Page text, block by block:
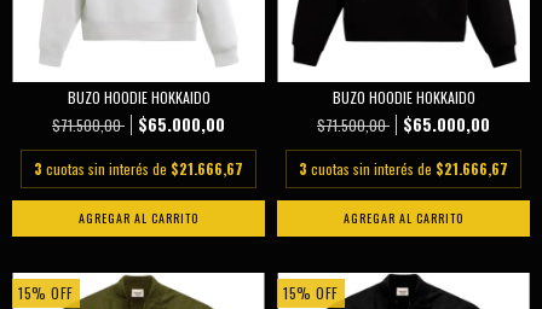
BUZO HOODIE HOKKAIDO
$71.500,00
$65.000,00
3 cuotas sin interés de $21.666,67
AGREGAR AL CARRITO
BUZO HOODIE HOKKAIDO
$71.500,00
$65.000,00
3 cuotas sin interés de $21.666,67
AGREGAR AL CARRITO
15% OFF 15% OFF